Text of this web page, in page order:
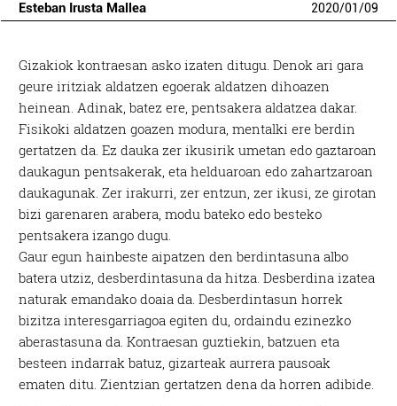
Esteban Irusta Mallea 2020/01/09
Gizakiok kontraesan asko izaten ditugu. Denok ari gara
geure iritziak aldatzen egoerak aldatzen dihoazen
heinean. Adinak, batez ere, pentsakera aldatzea dakar.
Fisikoki aldatzen goazen modura, mentalki ere berdin
gertatzen da. Ez dauka zer ikusirik umetan edo gaztaroan
daukagun pentsakerak, eta helduaroan edo zahartzaroan
daukagunak. Zer irakurri, zer entzun, zer ikusi, ze girotan
bizi garenaren arabera, modu bateko edo besteko
pentsakera izango dugu.
Gaur egun hainbeste aipatzen den berdintasuna albo
batera utziz, desberdintasuna da hitza. Desberdina izatea
naturak emandako doaia da. Desberdintasun horrek
bizitza interesgarriagoa egiten du, ordaindu ezinezko
aberastasuna da. Kontraesan guztiekin, batzuen eta
besteen indarrak batuz, gizarteak aurrera pausoak
ematen ditu. Zientzian gertatzen dena da horren adibide.